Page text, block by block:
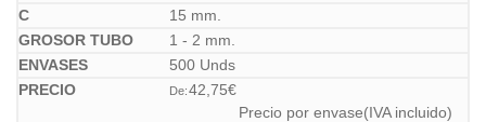
15 mm.
1 - 2 mm.
500 Unds
De:42,75€
Precio por envase(IVA incluido)